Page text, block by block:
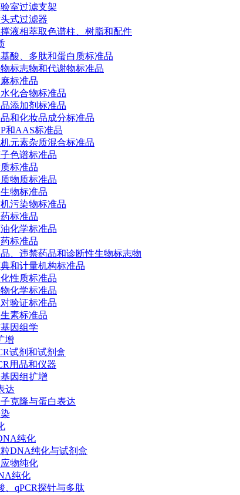
室过滤支架
式过滤器
液相萃取色谱柱、树脂和配件
酸、多肽和蛋白质标准品
标志物和代谢物标准品
标准品
化合物标准品
添加剂标准品
和化妆品成分标准品
和AAS标准品
元素杂质混合标准品
色谱标准品
质标准品
物质标准品
物标准品
污染物标准品
标准品
化学标准品
标准品
、违禁药品和诊断性生物标志物
和计量机构标准品
性质标准品
化学标准品
验证标准品
素标准品
因组学
增
试剂和试剂盒
用品和仪器
因组扩增
达
克隆与蛋白表达
纯化
粒DNA纯化与试剂盒
物纯化
纯化
、qPCR探针与多肽